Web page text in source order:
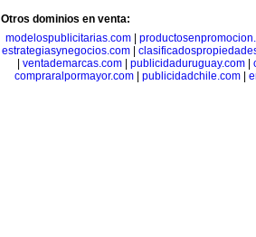
Otros dominios en venta:
modelospublicitarias.com
estrategiasynegocios.com|
ventademarcas.com publicidaduruguay.com
compraralpormayor.com| publicidadchile.com|